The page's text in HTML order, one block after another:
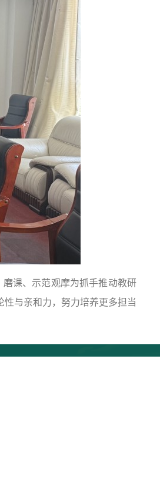
课、示范观摩为抓手推动教研
与亲和力，努力培养更多担当